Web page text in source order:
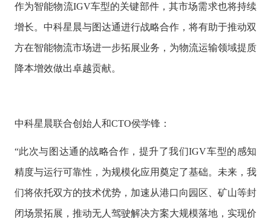
作为智能物流IGV车型的关键部件，其市场需求也将持续
增长。中科星晨与图达通进行战略合作，将有助于推动双
方在智能物流市场进一步拓展业务，为物流运输领域提质
降本增效做出卓越贡献。
中科星晨联合创始人和CTO侯学锋：
“此次与图达通的战略合作，提升了我们IGV车型的感知
精度与运行可靠性，为规模化应用奠定了基础。未来，我
们将依托双方的技术优势，加速从港口向园区、矿山等封
闭场景拓展，推动无人驾驶解决方案大规模落地，实现价